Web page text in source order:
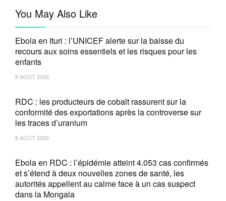
You May Also Like
Ebola en Ituri : l’UNICEF alerte sur la baisse du
recours aux soins essentiels et les risques pour les
enfants
8 AOÛT 2026
RDC : les producteurs de cobalt rassurent sur la
conformité des exportations après la controverse sur
les traces d’uranium
8 AOÛT 2026
Ebola en RDC : l’épidémie atteint 4.053 cas confirmés
et s’étend à deux nouvelles zones de santé, les
autorités appellent au calme face à un cas suspect
dans la Mongala